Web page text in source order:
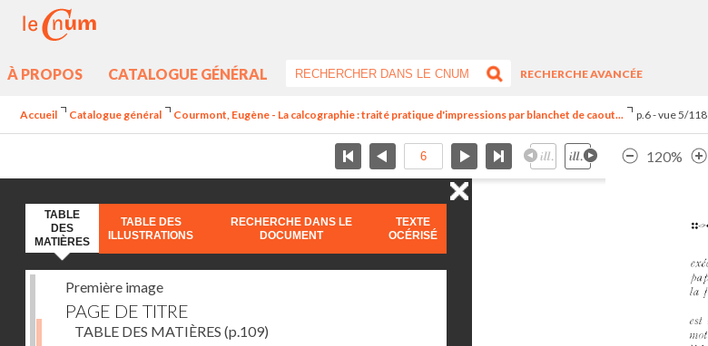
À PROPOS CATALOGUE GÉNÉRAL
RECHERCHE AVANCÉE
Accueil Catalogue général Courmont, Eugène - La calcographie : traité pratique d'impressions par blanchet de caout... p.6 - vue 5/118
120%
TABLE
DES
MATIÈRES
TABLE DES
ILLUSTRATIONS
RECHERCHE DANS LE
DOCUMENT
TEXTE
OCÉRISÉ
Première image
PAGE DE TITRE
TABLE DES MATIÈRES (p.109)